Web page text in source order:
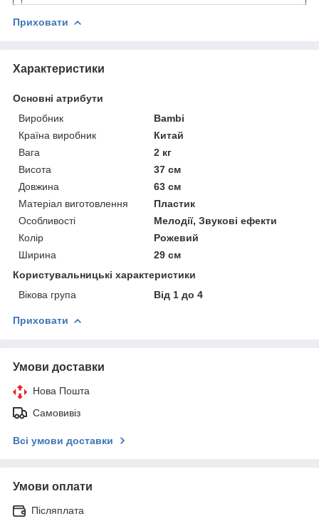
Приховати
Характеристики
Основні атрибути
Виробник
Bambi
Країна виробник
Китай
Вага
2 кг
Висота
37 см
Довжина
63 см
Матеріал виготовлення
Пластик
Особливості
Мелодії, Звукові ефекти
Колір
Рожевий
Ширина
29 см
Користувальницькі характеристики
Вікова група
Від 1 до 4
Приховати
Умови доставки
Нова Пошта
Самовивіз
Всі умови доставки
Умови оплати
Післяплата